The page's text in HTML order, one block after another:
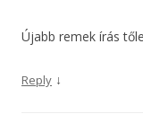
Újabb remek írás
Reply ↓